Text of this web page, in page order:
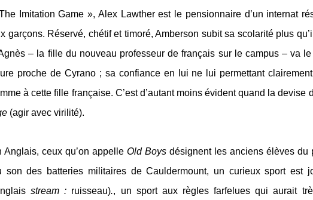
Imitation Game », Alex Lawtherest le pensionnaire d’un internat
garçons. Réservé, chétifet timoré, Amberson subit sa scolarité plus qu’il
ès – la fille du nouveau professeur de français sur le campus – va
proche de Cyrano ; sa confiance en lui ne lui permettantclairement
à cette fille française. C’est d’autant moins évidentquand la devise
(agir avec virilité).
Anglais, ceux qu’on appelle Old Boys désignentl es anciens élèves du
son des batteries militaires deCauldermount, un curieux sport est
stream : ruisseau)., un sport aux règles farfelues qui aurait